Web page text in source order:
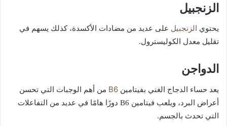
الزنجبيل
يحتوي الزنجبيل على عديد من مضادات الأكسدة، كذلك يسهم في
تقليل معدل الكوليسترول.
الدواجن
يعد حساء الدجاج الغني بفيتامين B6 من أهم الوجبات التي تحسن
أعراض البرد، ويلعب فيتامين B6 دورًا هامًا في عديد من التفاعلات
التي تحدث بالجسم.